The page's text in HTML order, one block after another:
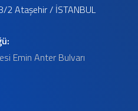
2 Ataşehir / İSTANBUL
Emin Anter Bulvarı